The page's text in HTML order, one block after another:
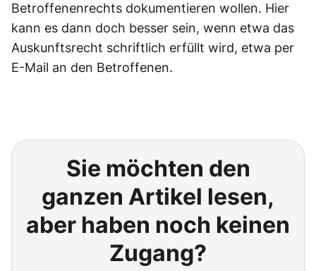
Betroffenenrechts dokumentieren wollen. Hier
kann es dann doch besser sein, wenn etwa das
Auskunftsrecht schriftlich erfüllt wird, etwa per
E-Mail an den Betroffenen.
Sie möchten den
ganzen Artikel lesen,
aber haben noch keinen
Zugang?